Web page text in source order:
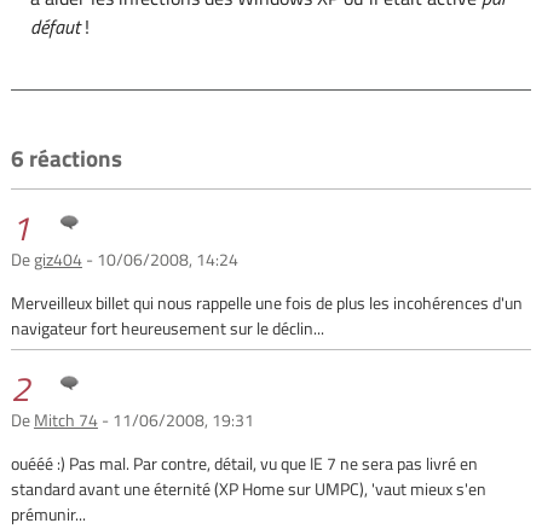
défaut!
6 réactions
1
Degiz404- 10/06/2008, 14:24
Merveilleux billet qui nous rappelle une fois de plus les incohérences d'un
navigateur fort heureusement sur le déclin...
2
DeMitch 74- 11/06/2008, 19:31
ouééé :) Pas mal. Par contre, détail, vu que IE 7 ne sera pas livré en
standard avant une éternité (XP Home sur UMPC), 'vaut mieux s'en
prémunir...